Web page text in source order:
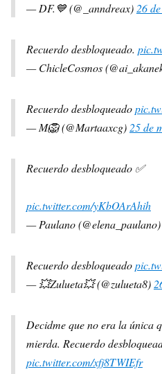
— DF.💙 (@_anndreax)26
Recuerdo desbloqueado.
— ChicleCosmos
Recuerdo desbloqueado
— M🦁 (@Martaaxcg)25 de
Recuerdo desbloqueado ✅
pic.twitter.com/yKbOArAhih
— Paulano (@elena_paulano)
Recuerdo desbloqueado
— 💥Zulueta💥 (@zulueta8)
Decidme que no era la única
mierda. Recuerdo
pic.twitter.com/xfj8TWIEfr